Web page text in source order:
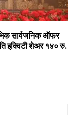
सार्वजनिक ऑफर
इक्विटी शेअर १४० रु.